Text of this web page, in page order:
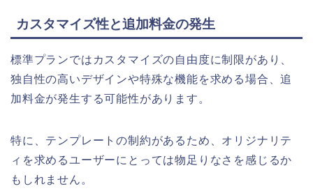
カスタマイズ性と追加料金の発生
標準プランではカスタマイズの自由度に制限があり、
独自性の高いデザインや特殊な機能を求める場合、追
加料金が発生する可能性があります。
特に、テンプレートの制約があるため、オリジナリテ
ィを求めるユーザーにとっては物足りなさを感じるか
もしれません。